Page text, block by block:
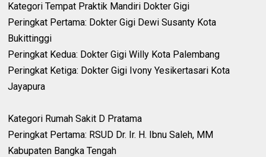
‎Kategori Tempat Praktik Mandiri Dokter Gigi
‎Peringkat Pertama: Dokter Gigi Dewi Susanty Kota
Bukittinggi
‎Peringkat Kedua: Dokter Gigi Willy Kota Palembang
‎Peringkat Ketiga: Dokter Gigi Ivony Yesikertasari Kota
Jayapura
‎Kategori Rumah Sakit D Pratama
‎Peringkat Pertama: RSUD Dr. Ir. H. Ibnu Saleh, MM
Kabupaten Bangka Tengah